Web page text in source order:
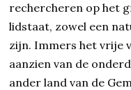
rechercheren op het
lidstaat, zowel een
zijn. Immers het vrije
aanzien van de
ander land van de